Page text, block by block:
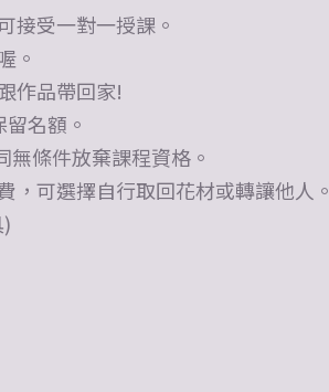
接受一對一授課。
。
作品帶回家!
名額。
條件放棄課程資格。
，可選擇自行取回花材或轉讓他人。